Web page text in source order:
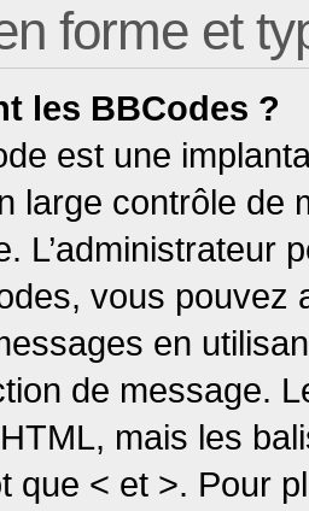
forme et
les BBCodes ?
est une
large contrôle de
L’administrateur
vous pouvez
en
de message.
mais les
que < et >. Pour